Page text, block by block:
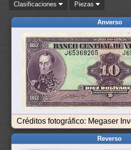
Clasificaciones
Piezas
Anverso
Créditos fotográfico: Megaser
Reverso